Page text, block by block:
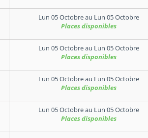
Lun 05 Octobreau Lun 05 Octobre
Places disponibles
Lun 05 Octobreau Lun 05 Octobre
Places disponibles
Lun 05 Octobreau Lun 05 Octobre
Places disponibles
Lun 05 Octobreau Lun 05 Octobre
Places disponibles